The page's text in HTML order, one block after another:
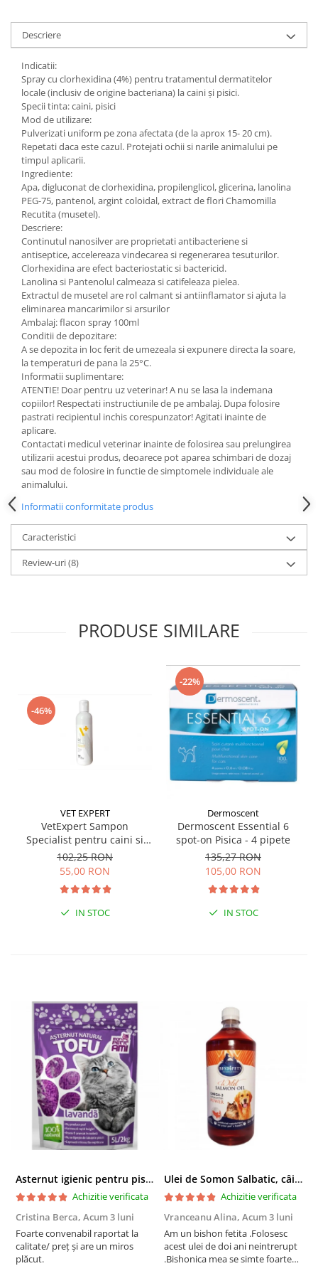
Servetele Umede
Covorase absorbante
Curatare Ochi
Igiena Catel
Igiena Interior
Perii si descalcitoare caini
Solutii Atractante si repelente
Jucarii Pisici
Lese, Hamuri si Zgarzi
Paturi, perne si cosuri pentru pisici
Recompense Delicioase
Descriere
Indicatii:
Spray cu clorhexidina (4%) pentru tratamentul dermatitelor
locale (inclusiv de origine bacteriana) la caini și pisici.
Specii tinta: caini, pisici
Mod de utilizare:
Pulverizati uniform pe zona afectata (de la aprox 15- 20 cm).
Repetati daca este cazul. Protejati ochii si narile animalului pe
timpul aplicarii.
Ingrediente:
Apa, digluconat de clorhexidina, propilenglicol, glicerina, lanolina
PEG-75, pantenol, argint coloidal, extract de flori Chamomilla
Recutita (musetel).
Descriere:
Continutul nanosilver are proprietati antibacteriene si
antiseptice, accelereaza vindecarea si regenerarea tesuturilor.
Clorhexidina are efect bacteriostatic si bactericid.
Lanolina si Pantenolul calmeaza si catifeleaza pielea.
Extractul de musetel are rol calmant si antiinflamator si ajuta la
eliminarea mancarimilor si arsurilor
Ambalaj: flacon spray 100ml
Conditii de depozitare:
A se depozita in loc ferit de umezeala si expunere directa la soare,
la temperaturi de pana la 25°C.
Informatii suplimentare:
ATENTIE! Doar pentru uz veterinar! A nu se lasa la indemana
copiilor! Respectati instructiunile de pe ambalaj. Dupa folosire
pastrati recipientul inchis corespunzator! Agitati inainte de
aplicare.
Contactati medicul veterinar inainte de folosirea sau prelungirea
utilizarii acestui produs, deoarece pot aparea schimbari de dozaj
sau mod de folosire in functie de simptomele individuale ale
animalului.
Informatii conformitate produs
Caracteristici
Review-uri(8)
PRODUSE SIMILARE
-46%
VET EXPERT
VetExpert Sampon
Specialist pentru caini si
pisici, 250 ml
102,25 RON
55,00 RON
IN STOC
-22%
Dermoscent
Dermoscent Essential 6
spot-on Pisica - 4 pipete
135,27 RON
105,00 RON
IN STOC
Asternut igienic pentru pisici Tofu Lavanda, Mon Petit 5 l
Achizitie verificata
Cristina Berca, Acum 3 luni
Foarte convenabil raportat la
calitate/ preț și are un miros
plăcut.
Ulei de Somon Salbatic, câini și pisici, piele si blană, BEST4PETS, 1l
Achizitie verificata
Vranceanu Alina, Acum 3 luni
Am un bishon fetita .Folosesc
acest ulei de doi ani neintrerupt
.Bishonica mea se simte foarte